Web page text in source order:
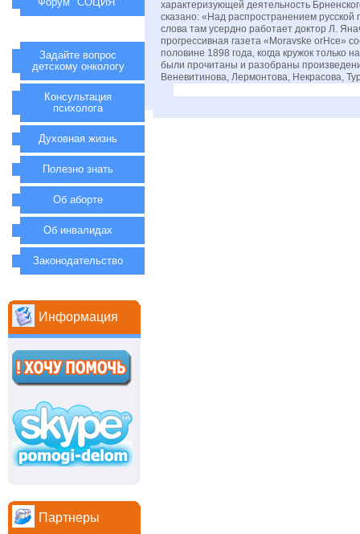
характеризующей деятельность
сказано: «Над распространением русской
слова там усердно работает доктор Л.
прогрессивная газета «Moravske огНсе»
половине 1898 года, когда кружок только
были прочитаны и разобраны
Веневитинова, Лермонтова, Некрасова,
Задайте вопрос
детскому онкологу
Консультация
психолога
Духовная жизнь
Полезно знать
Об аборте
Об инвалидах
Законодательство
Информация
Партнеры